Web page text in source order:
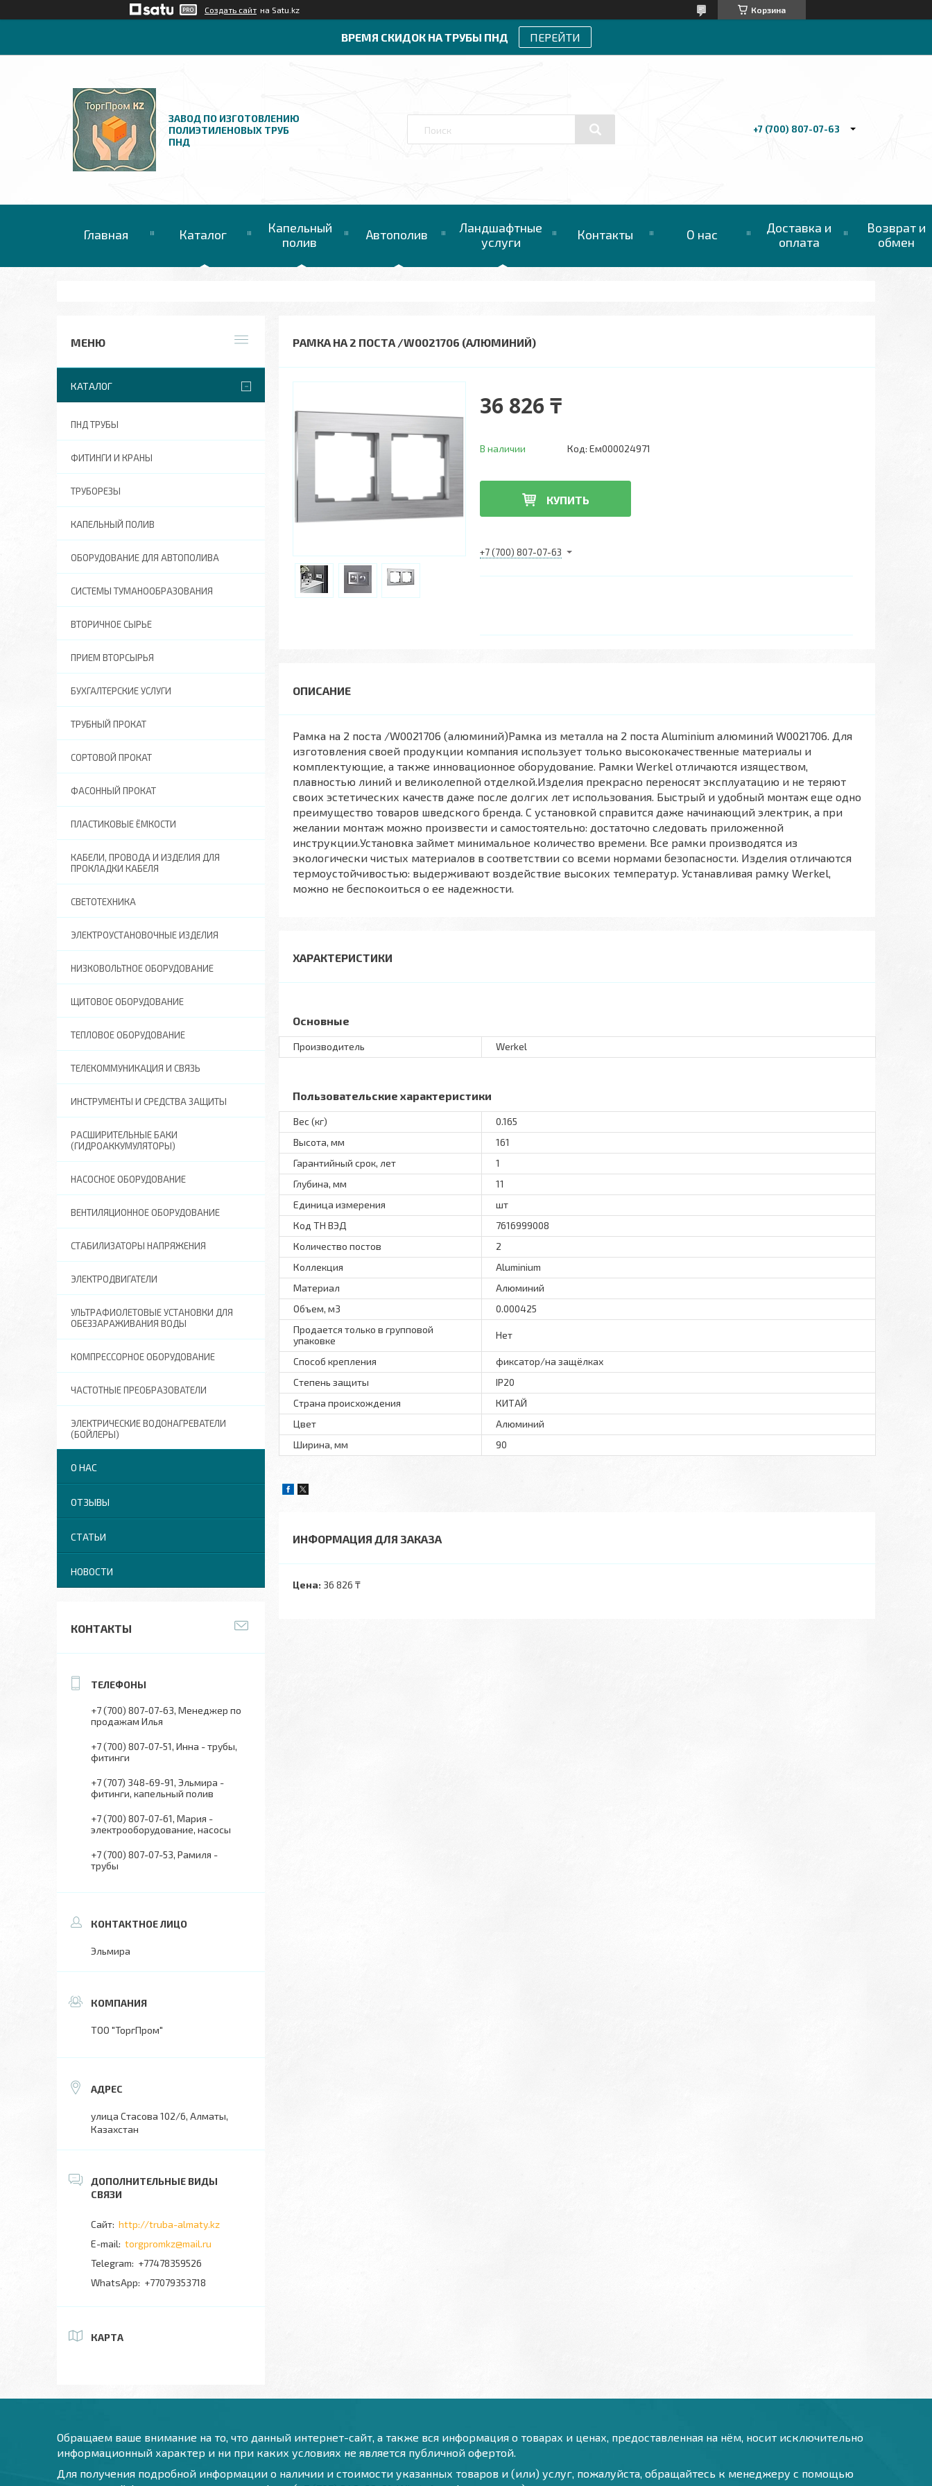
Создать сайт на Satu.kz Корзина
ВРЕМЯ СКИДОК НА ТРУБЫ ПНД ПЕРЕЙТИ
ЗАВОД ПО ИЗГОТОВЛЕНИЮ
ПОЛИЭТИЛЕНОВЫХ ТРУБ
ПНД
+7 (700) 807-07-63
Главная Каталог
Капельный
полив
Автополив
Ландшафтные
услуги
Контакты О нас
Доставка и
оплата
Возврат и
обмен
РАМКА НА 2 ПОСТА /W0021706 (АЛЮМИНИЙ)
36 826 ₸
В наличии Код: Ем000024971
КУПИТЬ
+7 (700) 807-07-63
Рамка на 2 поста /W0021706 (алюминий)Рамка из металла на 2 поста Аluminium алюминий W0021706. Для
изготовления своей продукции компания использует только высококачественные материалы и
комплектующие, а также инновационное оборудование. Рамки Werkel отличаются изяществом,
плавностью линий и великолепной отделкой.Изделия прекрасно переносят эксплуатацию и не теряют
своих эстетических качеств даже после долгих лет использования. Быстрый и удобный монтаж еще одно
преимущество товаров шведского бренда. С установкой справится даже начинающий электрик, а при
желании монтаж можно произвести и самостоятельно: достаточно следовать приложенной
инструкции.Установка займет минимальное количество времени. Все рамки производятся из
экологически чистых материалов в соответствии со всеми нормами безопасности. Изделия отличаются
термоустойчивостью: выдерживают воздействие высоких температур. Устанавливая рамку Werkel,
можно не беспокоиться о ее надежности.
ХАРАКТЕРИСТИКИ
Основные
Производитель Werkel
Пользовательские характеристики
Вес (кг)
0.165
Высота, мм
161
Гарантийный срок, лет
1
Глубина, мм
11
Единица измерения
шт
Код ТН ВЭД
7616999008
Количество постов
2
Коллекция
Aluminium
Материал
Алюминий
Объем, м3
0.000425
Продается только в групповой
упаковке
Нет
Способ крепления
фиксатор/на защёлках
Степень защиты
IP20
Страна происхождения
КИТАЙ
Цвет
Алюминий
Ширина, мм
90
ИНФОРМАЦИЯ ДЛЯ ЗАКАЗА
Цена: 36 826 ₸
КАТАЛОГ
ПНД ТРУБЫ
ФИТИНГИ И КРАНЫ
ТРУБОРЕЗЫ
КАПЕЛЬНЫЙ ПОЛИВ
ОБОРУДОВАНИЕ ДЛЯ АВТОПОЛИВА
СИСТЕМЫ ТУМАНООБРАЗОВАНИЯ
ВТОРИЧНОЕ СЫРЬЕ
ПРИЕМ ВТОРСЫРЬЯ
БУХГАЛТЕРСКИЕ УСЛУГИ
ТРУБНЫЙ ПРОКАТ
СОРТОВОЙ ПРОКАТ
ФАСОННЫЙ ПРОКАТ
ПЛАСТИКОВЫЕ ЁМКОСТИ
КАБЕЛИ, ПРОВОДА И ИЗДЕЛИЯ ДЛЯ
ПРОКЛАДКИ КАБЕЛЯ
СВЕТОТЕХНИКА
ЭЛЕКТРОУСТАНОВОЧНЫЕ ИЗДЕЛИЯ
НИЗКОВОЛЬТНОЕ ОБОРУДОВАНИЕ
ЩИТОВОЕ ОБОРУДОВАНИЕ
ТЕПЛОВОЕ ОБОРУДОВАНИЕ
ТЕЛЕКОММУНИКАЦИЯ И СВЯЗЬ
ИНСТРУМЕНТЫ И СРЕДСТВА ЗАЩИТЫ
РАСШИРИТЕЛЬНЫЕ БАКИ
(ГИДРОАККУМУЛЯТОРЫ)
НАСОСНОЕ ОБОРУДОВАНИЕ
ВЕНТИЛЯЦИОННОЕ ОБОРУДОВАНИЕ
СТАБИЛИЗАТОРЫ НАПРЯЖЕНИЯ
ЭЛЕКТРОДВИГАТЕЛИ
УЛЬТРАФИОЛЕТОВЫЕ УСТАНОВКИ ДЛЯ
ОБЕЗЗАРАЖИВАНИЯ ВОДЫ
КОМПРЕССОРНОЕ ОБОРУДОВАНИЕ
ЧАСТОТНЫЕ ПРЕОБРАЗОВАТЕЛИ
ЭЛЕКТРИЧЕСКИЕ ВОДОНАГРЕВАТЕЛИ
(БОЙЛЕРЫ)
О НАС
ОТЗЫВЫ
СТАТЬИ
НОВОСТИ
КОНТАКТЫ
+7 (700) 807-07-63 Менеджер по
продажам Илья
+7 (700) 807-07-51 Инна - трубы,
фитинги
+7 (707) 348-69-91 Эльмира -
фитинги, капельный полив
+7 (700) 807-07-61 Мария -
электрооборудование, насосы
+7 (700) 807-07-53 Рамиля -
трубы
Эльмира
ТОО "ТоргПром"
улица Стасова 102/6, Алматы,
Казахстан
http://truba-almaty.kz
torgpromkz@mail.ru
+77478359526
+77079353718
КАРТА
Обращаем ваше внимание на то, что данный интернет-сайт, а также вся информация о товарах и ценах, предоставленная на нём, носит исключительно
информационный характер и ни при каких условиях не является публичной офертой.
Для получения подробной информации о наличии и стоимости указанных товаров и (или) услуг, пожалуйста, обращайтесь к менеджеру с помощью